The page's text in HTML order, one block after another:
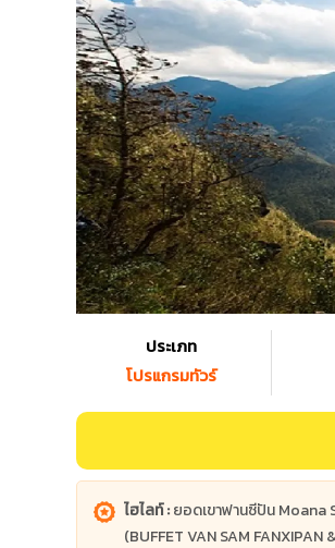
search
ประเภท
โปรแกรมทัวร์
ไฮไลท์ :ยอดเขาฟานซีปัน Moana
(BUFFET VAN SAM FANXIPAN